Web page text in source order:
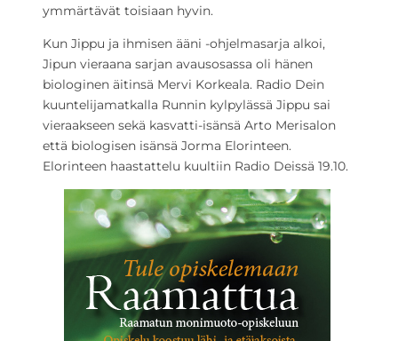
ymmärtävät toisiaan hyvin.
Kun Jippu ja ihmisen ääni -ohjelmasarja alkoi,
Jipun vieraana sarjan avausosassa oli hänen
biologinen äitinsä Mervi Korkeala. Radio Dein
kuuntelijamatkalla Runnin kylpylässä Jippu sai
vieraakseen sekä kasvatti-isänsä Arto Merisalon
että biologisen isänsä Jorma Elorinteen.
Elorinteen haastattelu kuultiin Radio Deissä 19.10.